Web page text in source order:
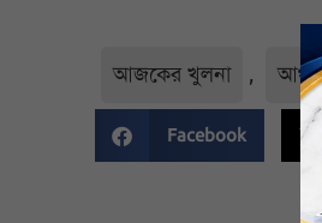
আজকের খুলনা ,
Facebook